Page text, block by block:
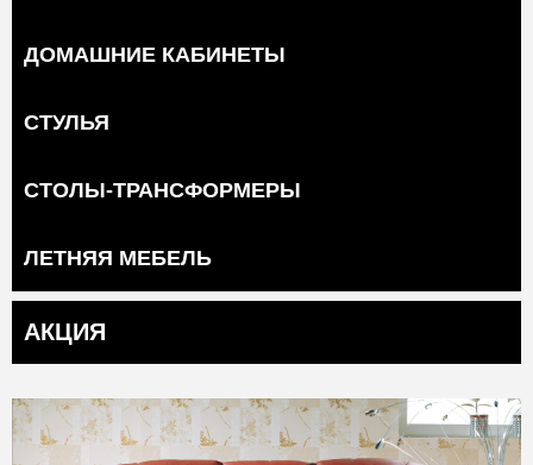
ДОМАШНИЕ КАБИНЕТЫ
СТУЛЬЯ
СТОЛЫ-ТРАНСФОРМЕРЫ
ЛЕТНЯЯ МЕБЕЛЬ
АКЦИЯ